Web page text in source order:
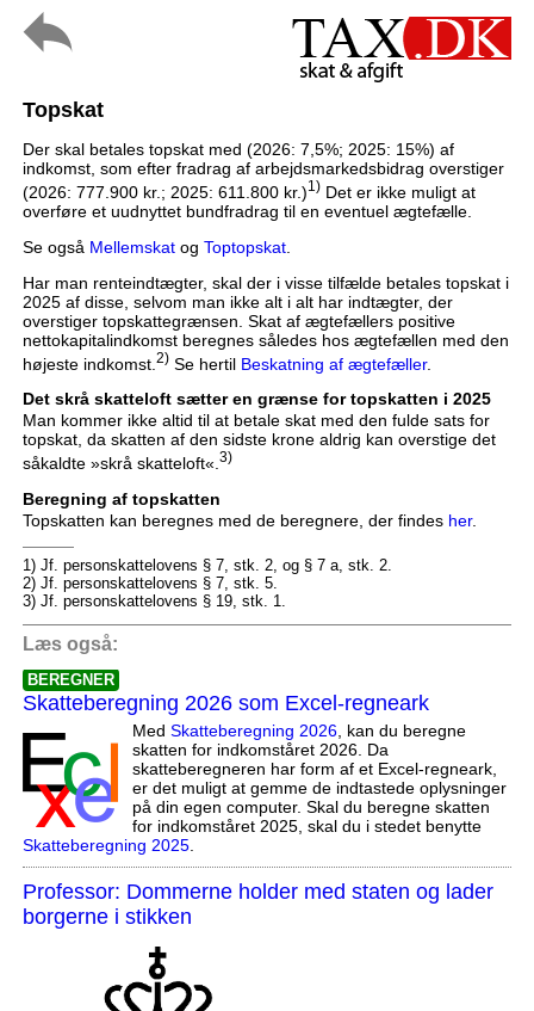
Topskat
Der skal betales topskat med (2026: 7,5%; 2025: 15%) af
indkomst, som efter fradrag af arbejdsmarkedsbidrag overstiger
(2026: 777.900 kr.; 2025: 611.800 kr.)1)Det er ikke muligt at
overføre et uudnyttet bundfradrag til en eventuel ægtefælle.
Se også Mellemskatog Toptopskat.
Har man renteindtægter, skal der i visse tilfælde betales topskat i
2025 af disse, selvom man ikke alt i alt har indtægter, der
overstiger topskattegrænsen. Skat af ægtefællers positive
nettokapitalindkomst beregnes således hos ægtefællen med den
højeste indkomst. 2)Se hertil Beskatning af ægtefæller.
Det skrå skatteloft sætter en grænse for topskatten i 2025
Man kommer ikke altid til at betale skat med den fulde sats for
topskat, da skatten af den sidste krone aldrig kan overstige det
såkaldte »skrå skatteloft«. 3)
Beregning af topskatten
Topskatten kan beregnes med de beregnere, der findes her.
1) Jf. personskattelovens § 7, stk. 2, og § 7 a, stk. 2.
2) Jf. personskattelovens § 7, stk. 5.
3) Jf. personskattelovens § 19, stk. 1.
Læs også:
BEREGNER
Skatteberegning 2026 som Excel-regneark
Med Skatteberegning 2026, kan du beregne
skatten for indkomståret 2026. Da
skatteberegneren har form af et Excel-regneark,
er det muligt at gemme de indtastede oplysninger
på din egen computer. Skal du beregne skatten
for indkomståret 2025, skal du i stedet benytte
Skatteberegning 2025.
Professor: Dommerne holder med staten og lader
borgerne i stikken